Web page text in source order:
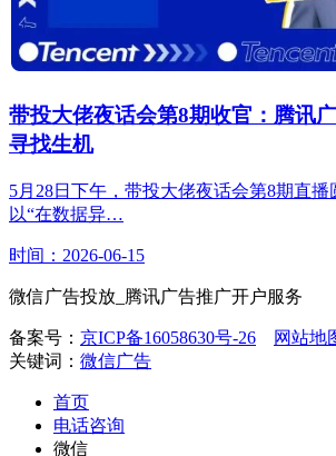
带投大佬夜话会第8期收官：腾讯
寻找生机
5月28日下午，带投大佬夜话会第8期直播
以“在数据异…
时间：2026-06-15
微信广告投放_腾讯广告推广开户服务
备案号： 京ICP备16058630号-26
网站地
关键词： 微信广告
首页
电话咨询
微信